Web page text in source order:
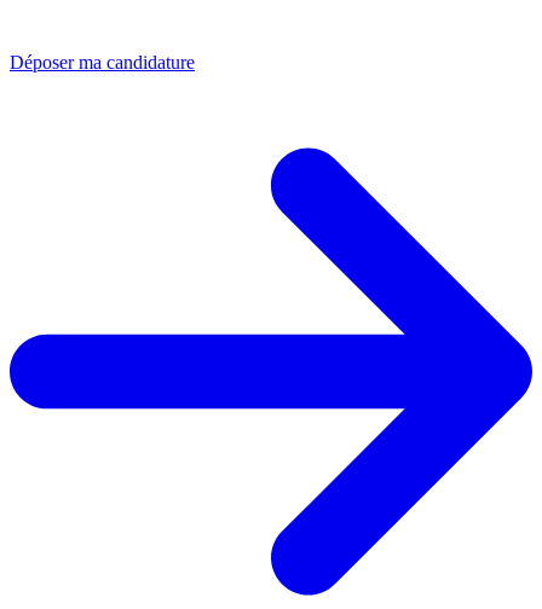
Déposer ma candidature